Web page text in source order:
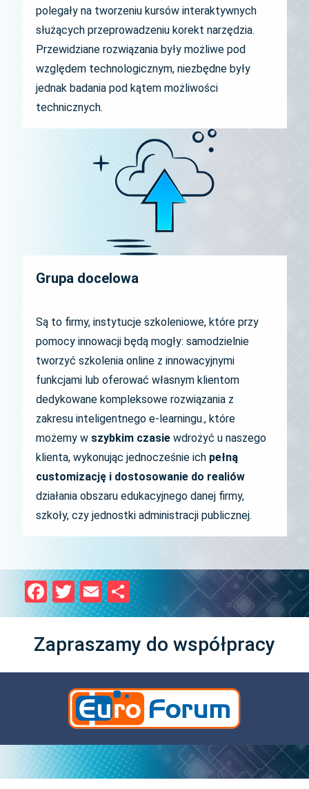
polegały na tworzeniu kursów interaktywnych
służących przeprowadzeniu korekt narzędzia.
Przewidziane rozwiązania były możliwe pod
względem technologicznym, niezbędne były
jednak badania pod kątem możliwości
technicznych.
Grupa docelowa
Są to firmy, instytucje szkoleniowe, które przy
pomocy innowacji będą mogły: samodzielnie
tworzyć szkolenia online z innowacyjnymi
funkcjami lub oferować własnym klientom
dedykowane kompleksowe rozwiązania z
zakresu inteligentnego e-learningu., które
możemy w szybkim czasie wdrożyć u naszego
klienta, wykonując jednocześnie ich pełną
customizację i dostosowanie do realiów
działania obszaru edukacyjnego danej firmy,
szkoły, czy jednostki administracji publicznej.
Facebook
Twitter
EmailShare
Zapraszamy do współpracy